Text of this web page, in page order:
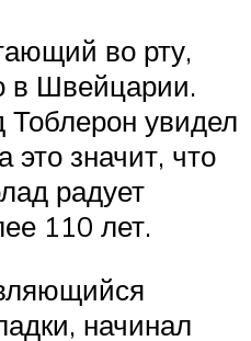
во рту,
в Швейцарии.
увидел
это значит, что
радует
110 лет.
начинал